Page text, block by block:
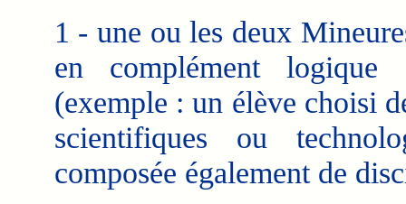
1 - une ou les deux
en complément
(exemple : un élève choisi
scientifiques ou
composée également de